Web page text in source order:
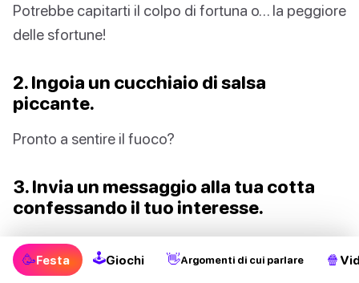
Potrebbe capitarti il colpo di fortuna o… la peggiore
delle sfortune!
2. Ingoia un cucchiaio di salsa
piccante.
Pronto a sentire il fuoco?
3. Invia un messaggio alla tua cotta
confessando il tuo interesse.
Chissà, forse scoprirai che la scintilla è reciproca!
🥳Festa 🕹Giochi 👋Argomenti di cui parlare 🍿